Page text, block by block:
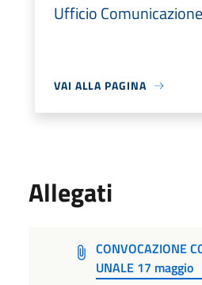
Ufficio Comunicazione
VAI ALLA PAGINA
Allegati
CONVOCAZIONE
UNALE 17 maggio